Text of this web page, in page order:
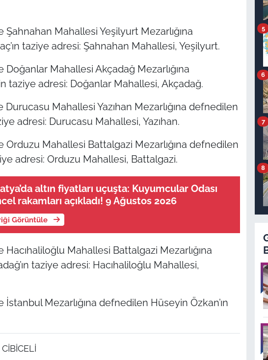
Şahnahan Mahallesi Yeşilyurt Mezarlığına
taziye adresi: Şahnahan Mahallesi, Yeşilyurt.
Doğanlar Mahallesi Akçadağ Mezarlığına
taziye adresi: Doğanlar Mahallesi, Akçadağ.
Durucasu Mahallesi Yazıhan Mezarlığına defnedilen
adresi: Durucasu Mahallesi, Yazıhan.
Orduzu Mahallesi Battalgazi Mezarlığına defnedilen
adresi: Orduzu Mahallesi, Battalgazi.
altın fiyatları uçuşta: Kuyumcular Odası
rakamları açıkladı! 9 Ağustos 2026
Görüntüle
Hacıhaliloğlu Mahallesi Battalgazi Mezarlığına
taziye adresi: Hacıhaliloğlu Mahallesi,
Mezarlığına defnedilen Hüseyin Özkan’ın
5
6
7
8